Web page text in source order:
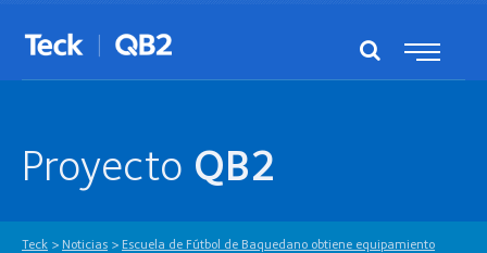
Proyecto QB2
Teck > Noticias > Escuela de Fútbol de Baquedano obtiene equipamiento